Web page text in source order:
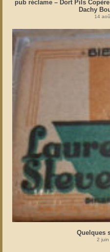
pub réclame – Dort Pils
Dachy
14
Quelques
2 juin